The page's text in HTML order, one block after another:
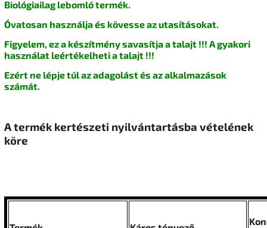
Biológiailag lebomló termék.
Óvatosan használja és kövesse az utasításokat.
Figyelem, ez a készítmény savasítja a talajt !!! A gyakori
használat leértékelheti a talajt !!!
Ezért ne lépje túl az adagolást és az alkalmazások
számát.
A termék kertészeti nyilvántartásba vételének
köre